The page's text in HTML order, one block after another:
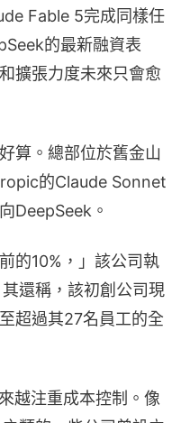
Fable 5完成同樣任
的最新融資表
擴張力度未來只會愈
算。總部位於舊金山
的Claude Sonnet
DeepSeek。
的10%，」該公司執
還稱，該初創公司現
超過其27名員工的全
越注重成本控制。像